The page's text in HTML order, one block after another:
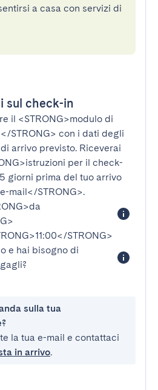
a casa con servizi di
sul check-in
il <STRONG>modulo di
STRONG> con i dati degli
arrivo previsto. Riceverai
per il check-
5 giorni prima del tuo arrivo
mail</STRONG>.
STRONG>
e hai bisogno di
sulla tua
la tua e-mail e contattaci
in arrivo.